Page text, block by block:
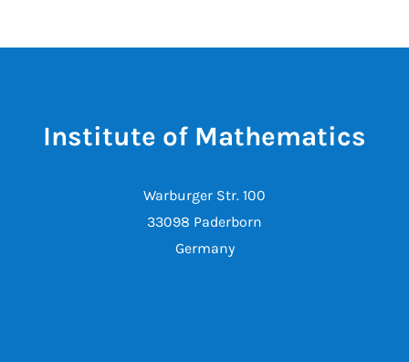
Institute of Mathematics
Warburger Str. 100
33098 Paderborn
Germany